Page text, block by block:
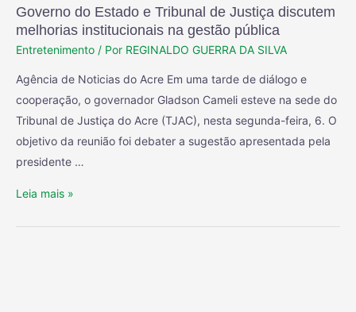
Governo do Estado e Tribunal de Justiça discutem
melhorias institucionais na gestão pública
Entretenimento / Por REGINALDO GUERRA DA SILVA
Agência de Noticias do Acre Em uma tarde de diálogo e
cooperação, o governador Gladson Cameli esteve na sede do
Tribunal de Justiça do Acre (TJAC), nesta segunda-feira, 6. O
objetivo da reunião foi debater a sugestão apresentada pela
presidente …
Leia mais »